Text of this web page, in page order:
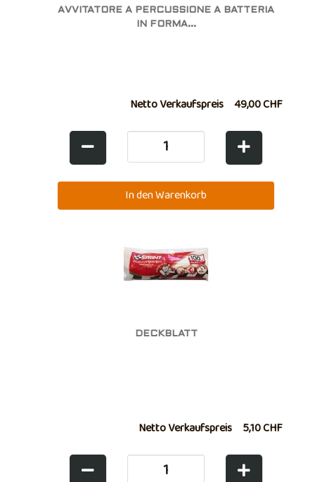
AVVITATORE A PERCUSSIONE A BATTERIA
IN FORMA...
Netto Verkaufspreis 49,00 CHF
DECKBLATT
Netto Verkaufspreis 5,10 CHF